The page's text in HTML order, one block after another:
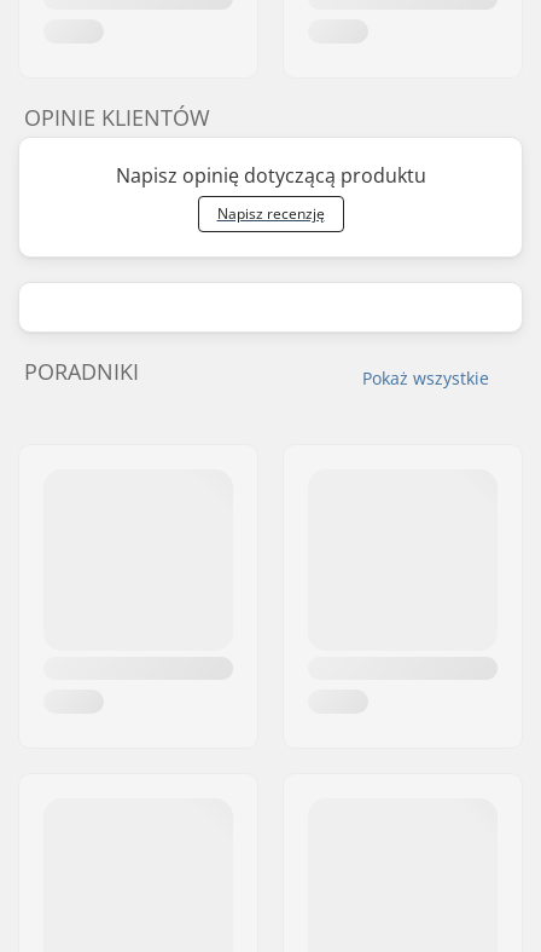
OPINIE KLIENTÓW
Napisz opinię dotyczącą produktu
Napisz recenzję
Pokaż wszystkie
PORADNIKI